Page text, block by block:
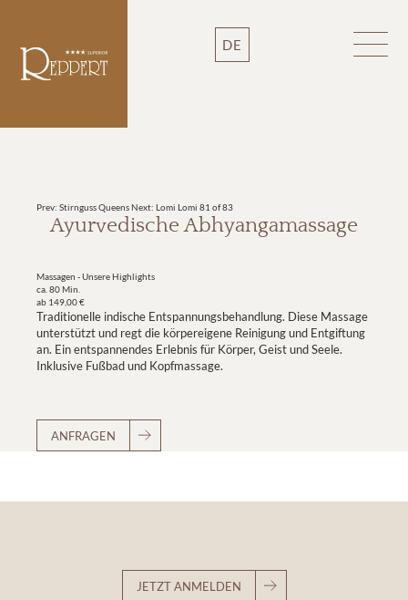
DE
Prev: Stirnguss QueensNext: Lomi Lomi 81 of 83
Ayurvedische Abhyangamassage
Massagen - Unsere Highlights
ca. 80 Min.
ab 149,00 €
Traditionelle indische Entspannungsbehandlung. Diese Massage
unterstützt und regt die körpereigene Reinigung und Entgiftung
an. Ein entspannendes Erlebnis für Körper, Geist und Seele.
Inklusive Fußbad und Kopfmassage.
ANFRAGEN
JETZT ANMELDEN